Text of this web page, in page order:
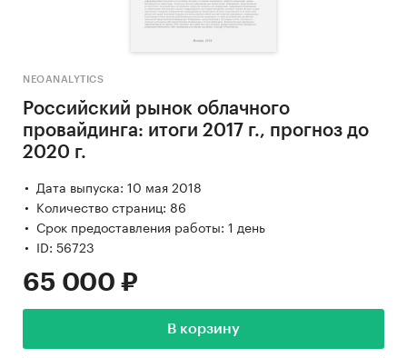
NEOANALYTICS
Российский рынок облачного
провайдинга: итоги 2017 г., прогноз до
2020 г.
Дата выпуска: 10 мая 2018
Количество страниц: 86
Срок предоставления работы: 1 день
ID: 56723
65 000 ₽
В корзину